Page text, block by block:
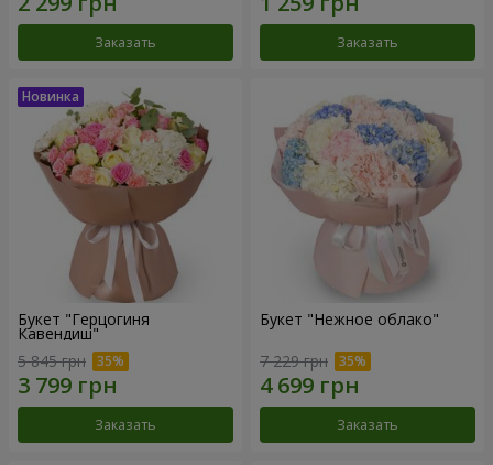
Заказать Заказать
Букет "Герцогиня
Кавендиш"
5 845 грн
Заказать
Букет "Нежное облако"
7 229 грн
Заказать